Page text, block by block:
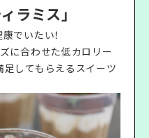
ラミス」
でいたい！
に合わせた低カロリー
足してもらえるスイーツ